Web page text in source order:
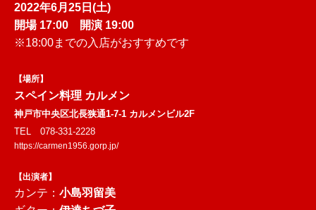
2022年6月25日(土)
開場 17:00 開演 19:00
※18:00までの入店がおすすめです
【場所】
スペイン料理 カルメン
神戸市中央区北長狭通1-7-1 カルメンビル2F
TEL 078-331-2228
https://carmen1956.gorp.jp/
【出演者】
カンテ： 小島羽留美